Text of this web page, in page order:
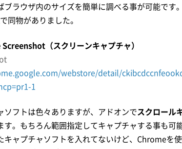
ブラウザ内のサイズを簡単に調べる事が可能です
同物がありました。
（スクリーンキャプチャ）
webstore/detail/
1
フトは色々ありますが、アドオンでスクロール
す。もちろん範囲指定してキャプチャする事も可
キャプチャソフトを入れてないけど、Chromeを